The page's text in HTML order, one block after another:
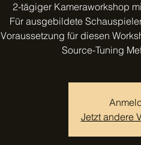
2-tägiger Kameraworkshop
Für ausgebildete
Voraussetzung für diesen
Source-Tuning
Jetzt andere